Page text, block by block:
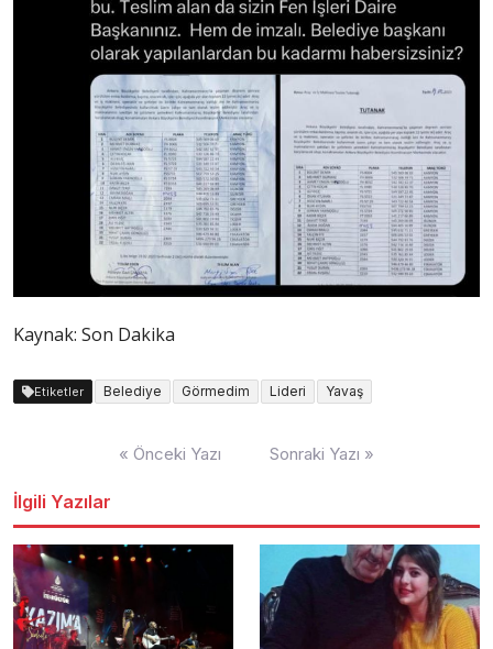
Kaynak: Son Dakika
Etiketler Belediye Görmedim Lideri Yavaş
« Önceki Yazı Sonraki Yazı »
İlgili Yazılar